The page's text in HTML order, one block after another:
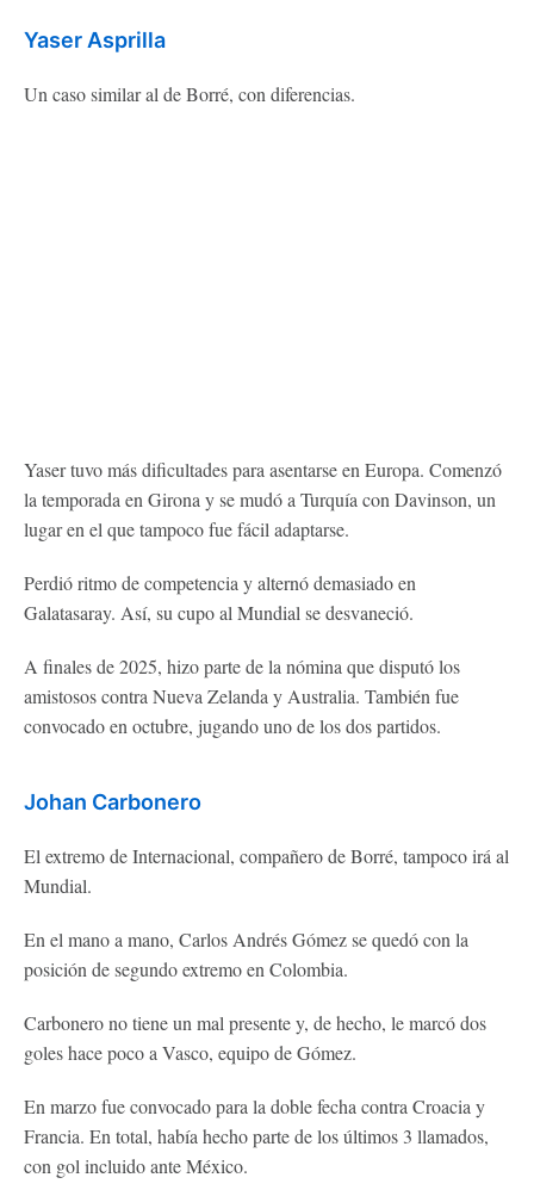
Yaser Asprilla
Un caso similar al de Borré, con diferencias.
Yaser tuvo más dificultades para asentarse en Europa. Comenzó
la temporada en Girona y se mudó a Turquía con Davinson, un
lugar en el que tampoco fue fácil adaptarse.
Perdió ritmo de competencia y alternó demasiado en
Galatasaray. Así, su cupo al Mundial se desvaneció.
A finales de 2025, hizo parte de la nómina que disputó los
amistosos contra Nueva Zelanda y Australia. También fue
convocado en octubre, jugando uno de los dos partidos.
Johan Carbonero
El extremo de Internacional, compañero de Borré, tampoco irá al
Mundial.
En el mano a mano, Carlos Andrés Gómez se quedó con la
posición de segundo extremo en Colombia.
Carbonero no tiene un mal presente y, de hecho, le marcó dos
goles hace poco a Vasco, equipo de Gómez.
En marzo fue convocado para la doble fecha contra Croacia y
Francia. En total, había hecho parte de los últimos 3 llamados,
con gol incluido ante México.